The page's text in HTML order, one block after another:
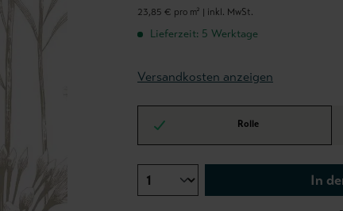
23,85 € pro m² | inkl. MwSt.
Lieferzeit: 5 Werktage
Versandkosten anzeigen
Rolle
In